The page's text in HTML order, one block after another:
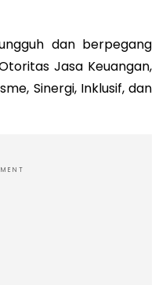
dan berpegang
Jasa Keuangan,
Sinergi, Inklusif, dan